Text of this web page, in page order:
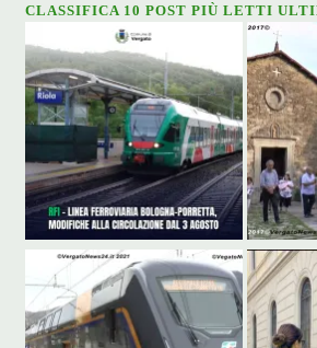
CLASSIFICA 10 POST PIÙ LETTI